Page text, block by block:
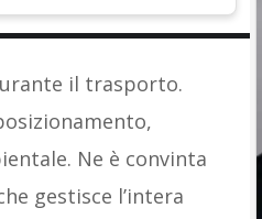
il trasporto.
Ne è convinta
gestisce l’intera